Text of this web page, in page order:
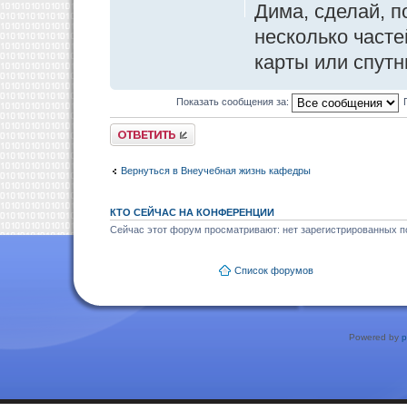
Дима, сделай,
несколько
карты или
Показать сообщения за:
Ответить
Вернуться в Внеучебная жизнь кафедры
КТО СЕЙЧАС НА КОНФЕРЕНЦИИ
Сейчас этот форум просматривают: нет зарегистрированных
Список форумов
Powered by